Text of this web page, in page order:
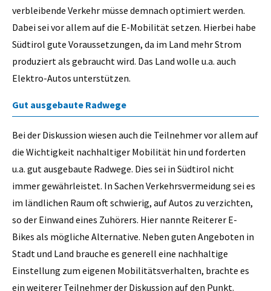
verbleibende Verkehr müsse demnach optimiert werden.
Dabei sei vor allem auf die E-Mobilität setzen. Hierbei habe
Südtirol gute Voraussetzungen, da im Land mehr Strom
produziert als gebraucht wird. Das Land wolle u.a. auch
Elektro-Autos unterstützen.
Gut ausgebaute Radwege
Bei der Diskussion wiesen auch die Teilnehmer vor allem auf
die Wichtigkeit nachhaltiger Mobilität hin und forderten
u.a. gut ausgebaute Radwege. Dies sei in Südtirol nicht
immer gewährleistet. In Sachen Verkehrsvermeidung sei es
im ländlichen Raum oft schwierig, auf Autos zu verzichten,
so der Einwand eines Zuhörers. Hier nannte Reiterer E-
Bikes als mögliche Alternative. Neben guten Angeboten in
Stadt und Land brauche es generell eine nachhaltige
Einstellung zum eigenen Mobilitätsverhalten, brachte es
ein weiterer Teilnehmer der Diskussion auf den Punkt.